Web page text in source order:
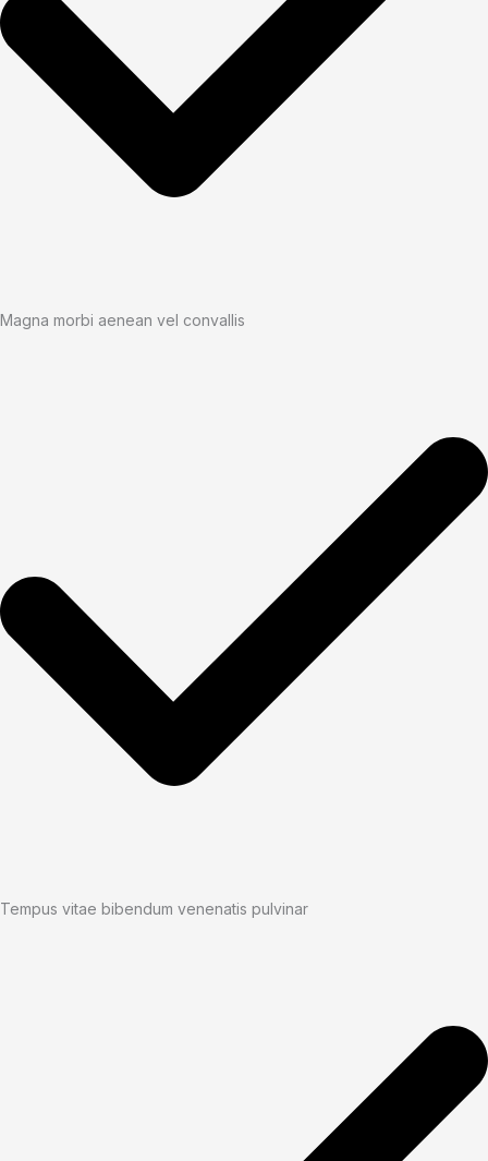
Magna morbi aenean vel convallis
Tempus vitae bibendum venenatis pulvinar